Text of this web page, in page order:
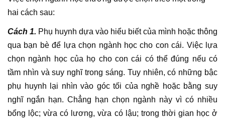
hai cách sau:
Cách 1. Phụ huynh dựa vào hiểu biết của mình hoặc thông
qua bạn bè để lựa chọn ngành học cho con cái. Việc lựa
chọn ngành học của họ cho con cái có thể đúng nếu có
tầm nhìn và suy nghĩ trong sáng. Tuy nhiên, có những bậc
phụ huynh lại nhìn vào góc tối của nghề hoặc bằng suy
nghĩ ngắn hạn. Chẳng hạn chọn ngành này vì có nhiều
bổng lộc; vừa có lương, vừa có lậu; trong thời gian học ở